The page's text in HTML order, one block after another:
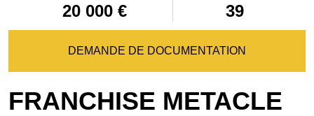
20 000 € 39
DEMANDE DE DOCUMENTATION
FRANCHISE METACLE